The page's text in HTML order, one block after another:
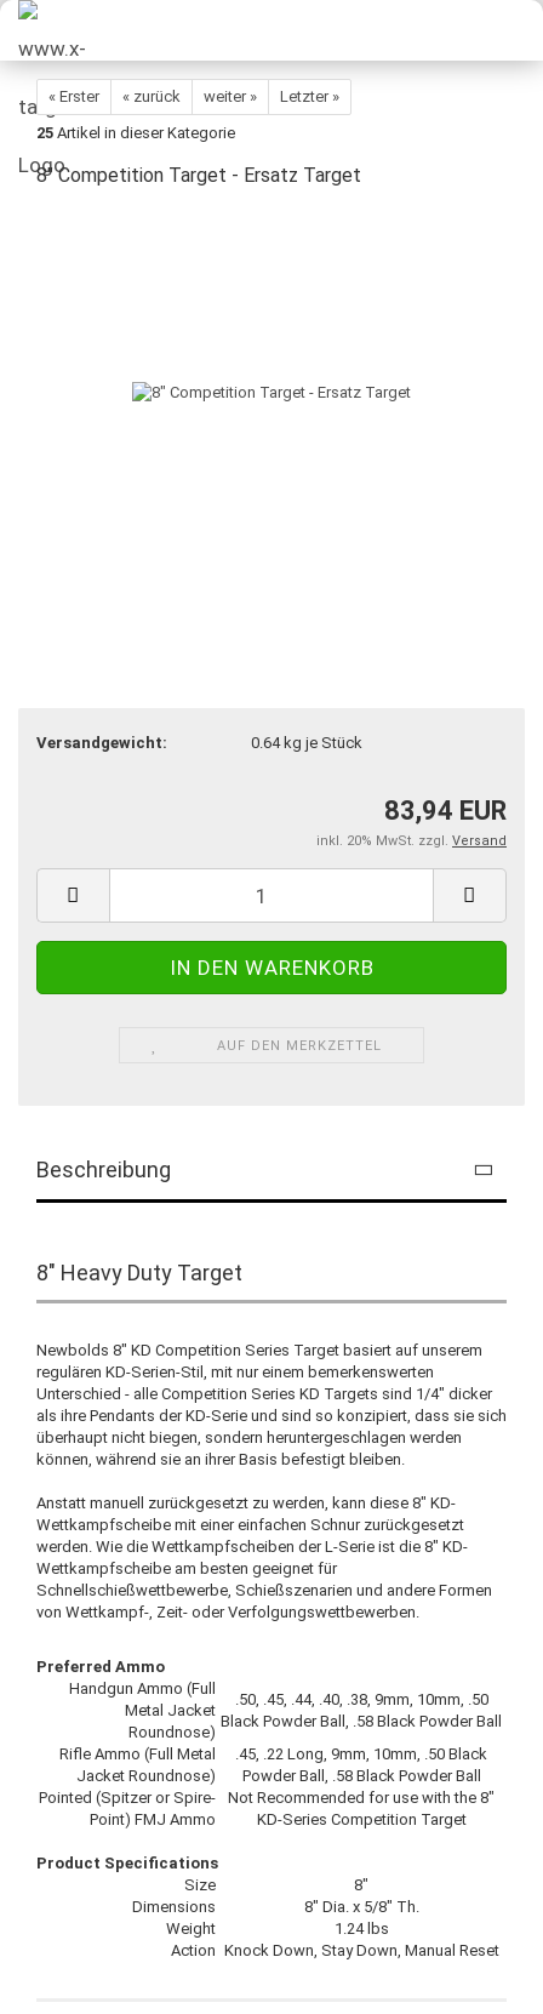
« Erster « zurück weiter »
Letzter »
25 Artikel in dieser Kategorie
8" Competition Target - Ersatz Target
Versandgewicht: 0.64kg je Stück
83,94 EUR
inkl. 20% MwSt. zzgl. Versand
AUF DEN MERKZETTEL
Beschreibung
8" Heavy Duty Target
Newbolds 8" KD Competition Series Target basiert auf unserem
regulären KD-Serien-Stil, mit nur einem bemerkenswerten
Unterschied - alle Competition Series KD Targets sind 1/4" dicker
als ihre Pendants der KD-Serie und sind so konzipiert, dass sie sich
überhaupt nicht biegen, sondern heruntergeschlagen werden
können, während sie an ihrer Basis befestigt bleiben.
Anstatt manuell zurückgesetzt zu werden, kann diese 8" KD-
Wettkampfscheibe mit einer einfachen Schnur zurückgesetzt
werden. Wie die Wettkampfscheiben der L-Serie ist die 8" KD-
Wettkampfscheibe am besten geeignet für
Schnellschießwettbewerbe, Schießszenarien und andere Formen
von Wettkampf-, Zeit- oder Verfolgungswettbewerben.
Preferred Ammo
Handgun Ammo (Full
Metal Jacket
Roundnose)
.50, .45, .44, .40, .38, 9mm, 10mm, .50
Black Powder Ball, .58 Black Powder Ball
Rifle Ammo (Full Metal
Jacket Roundnose)
.45, .22 Long, 9mm, 10mm, .50 Black
Powder Ball, .58 Black Powder Ball
Pointed (Spitzer or Spire-
Point) FMJ Ammo
Not Recommended for use with the 8"
KD-Series Competition Target
Product Specifications
Size
8"
Dimensions
8" Dia. x 5/8" Th.
Weight
1.24 lbs
Action Knock Down, Stay Down, Manual Reset